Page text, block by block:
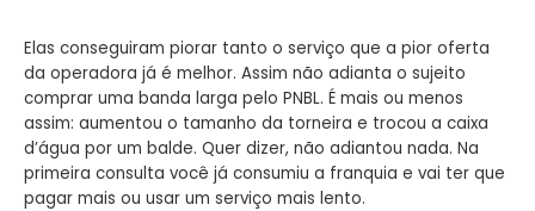
Elas conseguiram piorar tanto o serviço que a pior oferta
da operadora já é melhor. Assim não adianta o sujeito
comprar uma banda larga pelo PNBL. É mais ou menos
assim: aumentou o tamanho da torneira e trocou a caixa
d’água por um balde. Quer dizer, não adiantou nada. Na
primeira consulta você já consumiu a franquia e vai ter que
pagar mais ou usar um serviço mais lento.